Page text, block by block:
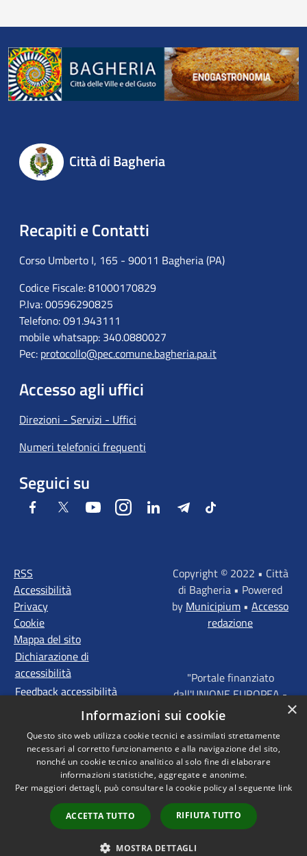
Città di Bagheria
Recapiti e Contatti
Corso Umberto I, 165 - 90011 Bagheria (PA)
Codice Fiscale: 81000170829
P.Iva: 00596290825
Telefono: 091.943111
mobile whatsapp: 340.0880027
Pec: protocollo@pec.comune.bagheria.pa.it
Accesso agli uffici
Direzioni - Servizi - Uffici
Numeri telefonici frequenti
Seguici su
Facebook Twitter YoutubeInstagramLinkedIn TelegramTiktok
RSS
Accessibilità
Privacy
Cookie
Mappa del sito
Dichiarazione di
accessibilità
Feedback accessibilità
Copyright © 2022 • Città
di Bagheria • Powered
by Municipium • Accesso
redazione
"Portale finanziato
dall'UNIONE EUROPEA -
FONDI STRUTTURALI
EUROPEI - Programma
Operativo FESR Sicilia
2014 - 2020 Agenda
Urbana ITI "Palermo -
Bagheria"
×
Informazioni sui cookie
Questo sito web utilizza cookie tecnici e assimilati strettamente
necessari al corretto funzionamento e alla navigazione del sito,
nonché un cookie tecnico analitico al solo fine di elaborare
informazioni statistiche, aggregate e anonime.
Per maggiori dettagli, può consultare la cookie policy al seguente link
ACCETTA TUTTO RIFIUTA TUTTO
MOSTRA DETTAGLI